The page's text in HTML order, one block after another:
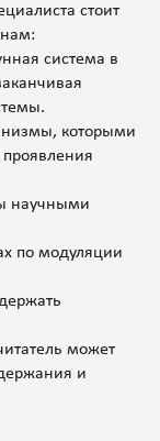
стоит
система в
которыми
научными
по модуляции
может
и